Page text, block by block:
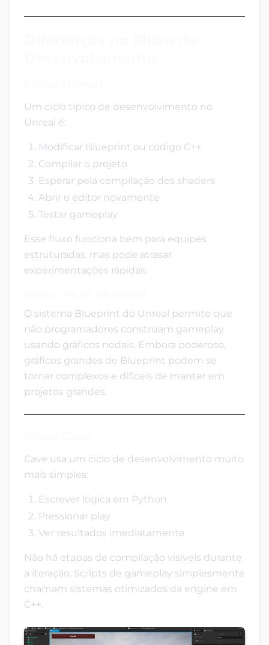
Um ciclo típico de desenvolvimento no
Unreal é:
Modificar Blueprint ou código C++
Compilar o projeto
Esperar pela compilação dos shaders
Abrir o editor novamente
Testar gameplay
Esse fluxo funciona bem para equipes
estruturadas, mas pode atrasar
experimentações rápidas.
O sistema Blueprint do Unreal permite que
não programadores construam gameplay
usando gráficos nodais. Embora poderoso,
gráficos grandes de Blueprint podem se
tornar complexos e difíceis de manter em
projetos grandes.
Cave usa um ciclo de desenvolvimento muito
mais simples:
Escrever lógica em Python
Pressionar play
Ver resultados imediatamente
Não há etapas de compilação visíveis durante
a iteração. Scripts de gameplay simplesmente
chamam sistemas otimizados da engine em
C++.